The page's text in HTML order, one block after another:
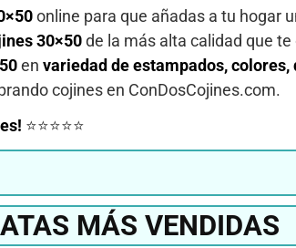
online para que añadas a tu hogar
30×50de la más alta calidad que te
en variedad de estampados, colores,
cojines en ConDosCojines.com.
⭐⭐⭐⭐⭐
MÁS VENDIDAS